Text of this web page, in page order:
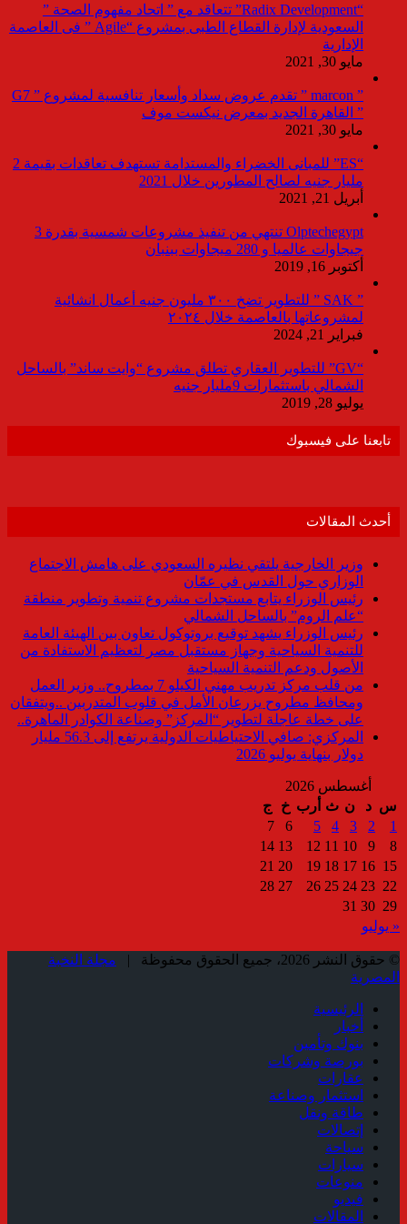
“Radix Development” تتعاقد مع ” اتحاد مفهوم الصحة ”
السعودية لإدارة القطاع الطبى بمشروع “Agile ” فى العاصمة
الإدارية
مايو 30, 2021
” marcon ” تقدم عروض سداد وأسعار تنافسية لمشروع ” G7
” القاهرة الجديد بمعرض نيكست موف
مايو 30, 2021
“ES” للمبانى الخضراء والمستدامة تستهدف تعاقدات بقيمة 2
مليار جنيه لصالح المطورين خلال 2021
أبريل 21, 2021
Olptechegypt تنتهي من تنفيذ مشروعات شمسية بقدرة 3
جيجاوات عالميا و 280 ميجاوات ببنبان
أكتوبر 16, 2019
” SAK ” للتطوير تضخ ٣٠٠ مليون جنيه أعمال انشائية
لمشروعاتها بالعاصمة خلال ٢٠٢٤
فبراير 21, 2024
“GV” للتطوير العقاري تطلق مشروع “وايت ساند” بالساحل
الشمالي باستثمارات 9مليار جنيه
يوليو 28, 2019
تابعنا على فيسبوك
أحدث المقالات
وزير الخارجية يلتقي نظيره السعودي على هامش الاجتماع
الوزاري حول القدس في عمّان
رئيس الوزراء يتابع مستجدات مشروع تنمية وتطوير منطقة
“علم الروم” بالساحل الشمالي
رئيس الوزراء يشهد توقيع بروتوكول تعاون بين الهيئة العامة
للتنمية السياحية وجهاز مستقبل مصر لتعظيم الاستفادة من
الأصول ودعم التنمية السياحية
من قلب مركز تدريب مهني الكيلو 7 بمطروح.. وزير العمل
ومحافظ مطروح يزرعان الأمل في قلوب المتدربين ..ويتفقان
على خطة عاجلة لتطوير “المركز” وصناعة الكوادر الماهرة..
المركزي: صافي الاحتياطيات الدولية يرتفع إلى 56.3 مليار
دولار بنهاية يوليو 2026
أغسطس 2026
س د ن ث أرب خ
ج
1
2
3
4
5
6
7
8
9
10
11
12
13
14
15
16
17
18
19
20
21
22
23
24
25
26
27
28
29
30
31
« يوليو
© حقوق النشر 2026، جميع الحقوق محفوظة |
مجلة النخبة
المصرية
الرئيسية
أخبار
بنوك وتأمين
بورصة وشركات
عقارات
استثمار وصناعة
طاقة ونقل
إتصالات
سياحة
سيارات
منوعات
فيديو
المقالات